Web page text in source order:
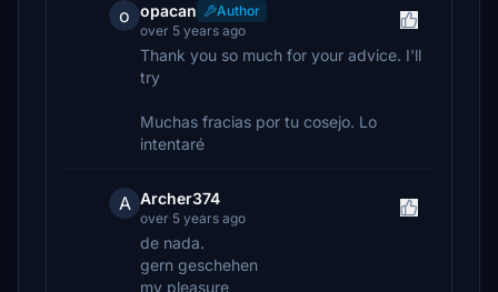
o opacan
Author
over 5 years ago
Thank you so much for your advice. I'll
try
Muchas fracias por tu cosejo. Lo
intentaré
A Archer374
over 5 years ago
de nada.
gern geschehen
my pleasure